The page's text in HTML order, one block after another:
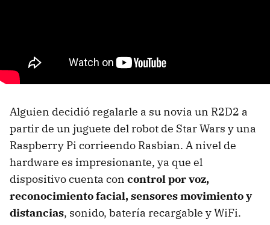
Alguien decidió regalarle a su novia un R2D2 a
partir de un juguete del robot de Star Wars y una
Raspberry Pi corrieendo Rasbian. A nivel de
hardware es impresionante, ya que el
dispositivo cuenta con control por voz,
reconocimiento facial, sensores movimiento y
distancias, sonido, batería recargable y WiFi.